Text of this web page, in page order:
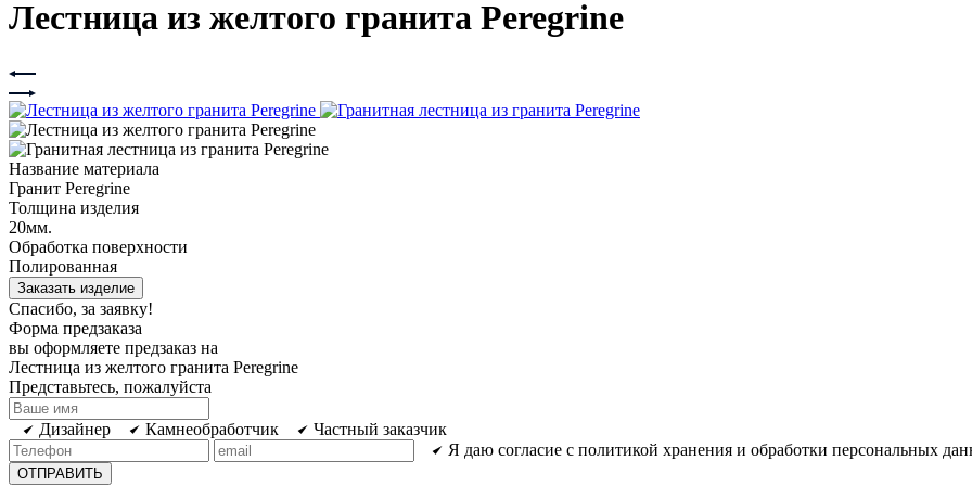
Лестница из желтого гранита Peregrine
Название материала
Гранит Peregrine
Толщина изделия
20мм.
Обработка поверхности
Полированная
Заказать изделие
Спасибо, за заявку!
Форма предзаказа
вы оформляете предзаказ на
Лестница из желтого гранита Peregrine
Представьтесь, пожалуйста
Дизайнер Камнеобработчик
Частный заказчик
Я даю согласие с политикой хранения и обработки персональных